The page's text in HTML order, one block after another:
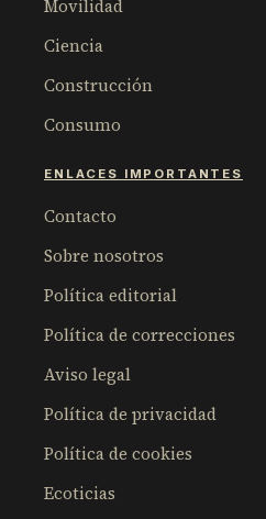
Movilidad
Ciencia
Construcción
Consumo
ENLACES IMPORTANTES
Contacto
Sobre nosotros
Política editorial
Política de correcciones
Aviso legal
Política de privacidad
Política de cookies
Ecoticias